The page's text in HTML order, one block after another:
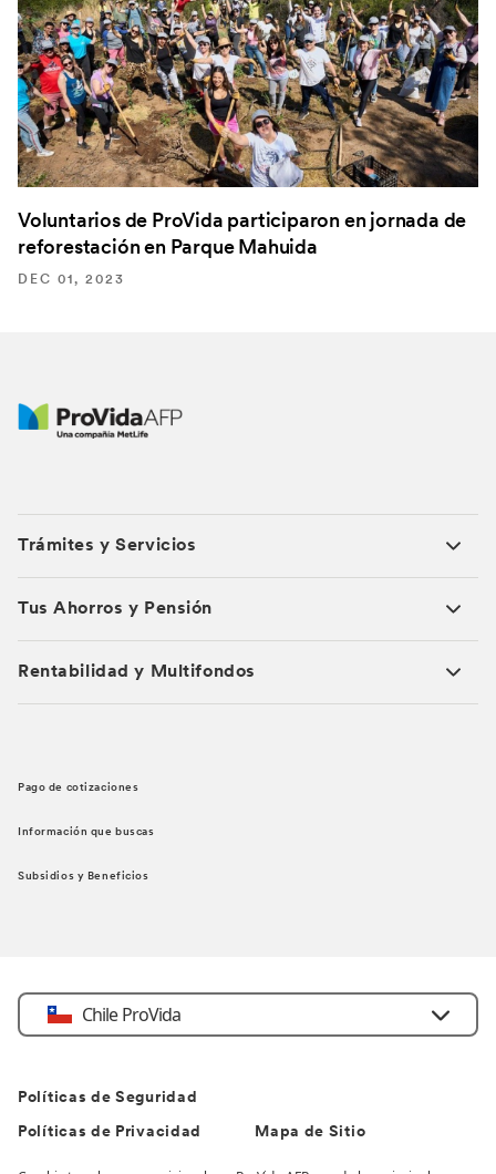
Voluntarios de ProVida participaron en jornada de
reforestación en Parque Mahuida
DEC 01, 2023
Trámites y Servicios
Tus Ahorros y Pensión
Rentabilidad y Multifondos
Pago de cotizaciones
Información que buscas
Subsidios y Beneficios
Chile ProVida
Políticas de Seguridad
Políticas de Privacidad Mapa de Sitio